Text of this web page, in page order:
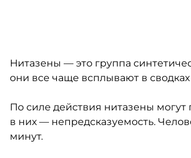
Нитазены — это группа
они все чаще всплывают в
По силе действия нитазены
в них — непредсказуемость.
минут.